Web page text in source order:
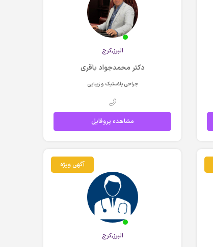
البرز,کرج
دکتر محمدجواد باقری
جراحی پلاستیک و زیبایی
مشاهده پروفایل
آگهی ویژه
البرز,کرج